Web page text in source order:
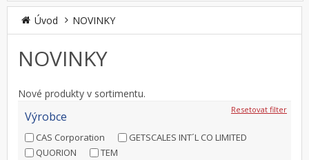
Úvod NOVINKY
NOVINKY
Nové produkty v sortimentu.
Resetovat filter
Výrobce
CAS Corporation
GETSCALES INT´L CO LIMITED
QUORION
TEM